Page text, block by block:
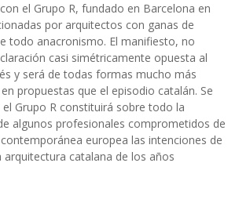
el Grupo R, fundado en Barcelona en
por arquitectos con ganas de
todo anacronismo. El manifiesto, no
casi simétricamente opuesta al
y será de todas formas mucho más
propuestas que el episodio catalán. Se
Grupo R constituirá sobre todo la
algunos profesionales comprometidos de
europea las intenciones de
catalana de los años